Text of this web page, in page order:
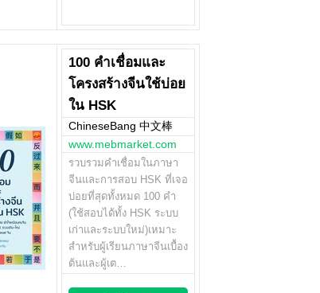
100 คำเชื่อมและ
โครงสร้างจีนใช้บ่อย
ใน HSK
ChineseBang 中文棒
www.mebmarket.com
รวบรวมคำเชื่อมในภาษา
จีนและการสอบ HSK ที่เจอ
บ่อยที่สุดทั้งหมด 100 คำ
(ใช้สอบได้ทั้ง HSK ระบบ
เก่าและระบบใหม่)เหมาะ
สำหรับผู้เรียนภาษาจีนเบื้อง
ต้นและผู้เต…